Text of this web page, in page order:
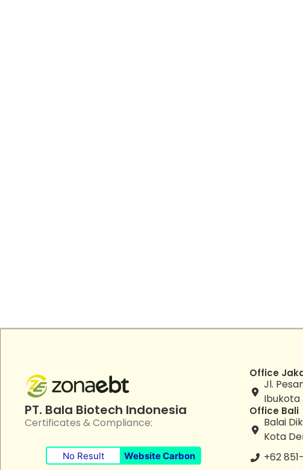
PT. Bala Biotech Indonesia
Certificates & Compliance:
No Result Website Carbon
Office
Jl.
Ibukota
Office Bali
Balai
Kota
+62